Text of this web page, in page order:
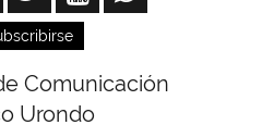
Comunicación
Urondo